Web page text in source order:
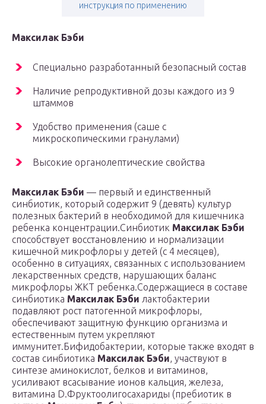
инструкция по применению
Максилак Бэби
Специально разработанный безопасный состав
Наличие репродуктивной дозы каждого из 9
штаммов
Удобство применения (саше с
микроскопическими гранулами)
Высокие органолептические свойства
Максилак Бэби — первый и единственный
синбиотик, который содержит 9 (девять) культур
полезных бактерий в необходимой для кишечника
ребенка концентрации.Синбиотик Максилак Бэби
способствует восстановлению и нормализации
кишечной микрофлоры у детей (с 4 месяцев),
особенно в ситуациях, связанных с использованием
лекарственных средств, нарушающих баланс
микрофлоры ЖКТ ребенка.Содержащиеся в составе
синбиотика Максилак Бэби лактобактерии
подавляют рост патогенной микрофлоры,
обеспечивают защитную функцию организма и
естественным путем укрепляют
иммунитет.Бифидобактерии, которые также входят в
состав синбиотика Максилак Бэби, участвуют в
синтезе аминокислот, белков и витаминов,
усиливают всасывание ионов кальция, железа,
витамина D.Фруктоолигосахариды (пребиотик в